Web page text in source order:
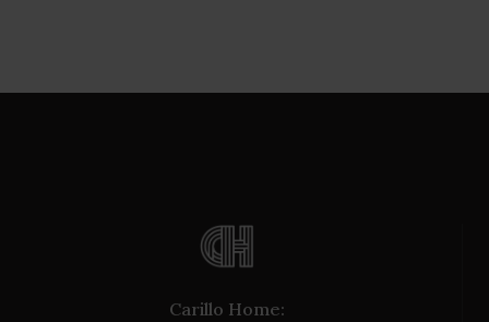
Carillo Home: